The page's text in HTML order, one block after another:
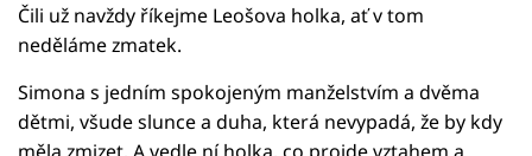
Čili už navždy říkejme Leošova holka, ať v tom
neděláme zmatek.
Simona s jedním spokojeným manželstvím a dvěma
dětmi, všude slunce a duha, která nevypadá, že by kdy
měla zmizet. A vedle ní holka, co projde vztahem a